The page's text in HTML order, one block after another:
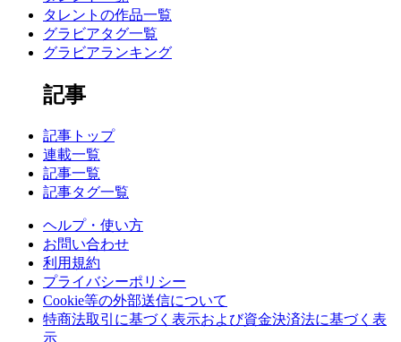
タレントの作品一覧
グラビアタグ一覧
グラビアランキング
記事
記事トップ
連載一覧
記事一覧
記事タグ一覧
ヘルプ・使い方
お問い合わせ
利用規約
プライバシーポリシー
Cookie等の外部送信について
特商法取引に基づく表示および資金決済法に基づく表
示